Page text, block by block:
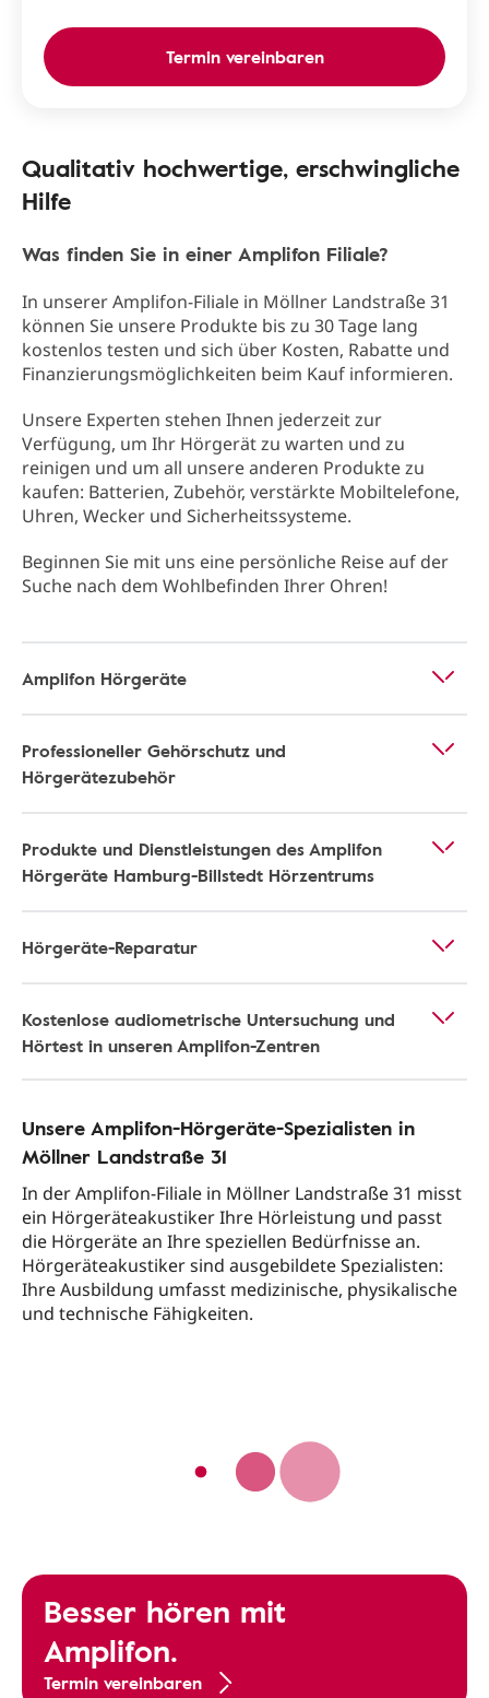
Termin vereinbaren
Qualitativ hochwertige, erschwingliche
Hilfe
Was finden Sie in einer Amplifon Filiale?
In unserer Amplifon-Filiale in Möllner Landstraße 31
können Sie unsere Produkte bis zu 30 Tage lang
kostenlos testen und sich über Kosten, Rabatte und
Finanzierungsmöglichkeiten beim Kauf informieren.
Unsere Experten stehen Ihnen jederzeit zur
Verfügung, um Ihr Hörgerät zu warten und zu
reinigen und um all unsere anderen Produkte zu
kaufen: Batterien, Zubehör, verstärkte Mobiltelefone,
Uhren, Wecker und Sicherheitssysteme.
Beginnen Sie mit uns eine persönliche Reise auf der
Suche nach dem Wohlbefinden Ihrer Ohren!
Amplifon Hörgeräte
Professioneller Gehörschutz und
Hörgerätezubehör
Produkte und Dienstleistungen des Amplifon
Hörgeräte Hamburg-Billstedt Hörzentrums
Hörgeräte-Reparatur
Kostenlose audiometrische Untersuchung und
Hörtest in unseren Amplifon-Zentren
Unsere Amplifon-Hörgeräte-Spezialisten in
Möllner Landstraße 31
In der Amplifon-Filiale in Möllner Landstraße 31 misst
ein Hörgeräteakustiker Ihre Hörleistung und passt
die Hörgeräte an Ihre speziellen Bedürfnisse an.
Hörgeräteakustiker sind ausgebildete Spezialisten:
Ihre Ausbildung umfasst medizinische, physikalische
und technische Fähigkeiten.
Besser hören mit
Amplifon.
Termin vereinbaren